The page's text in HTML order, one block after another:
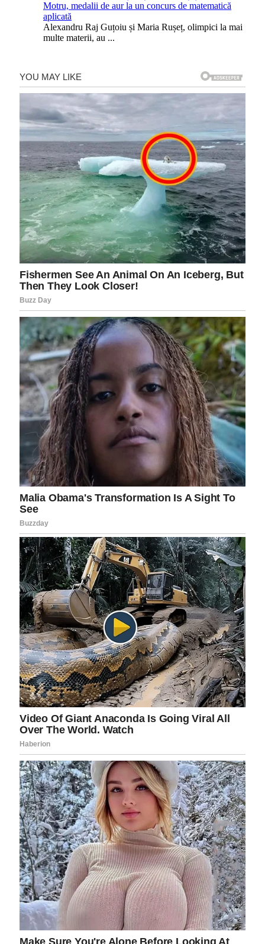
Motru, medalii de aur la un concurs de matematică
aplicată
Alexandru Raj Guțoiu și Maria Rușeț, olimpici la mai
multe materii, au ...